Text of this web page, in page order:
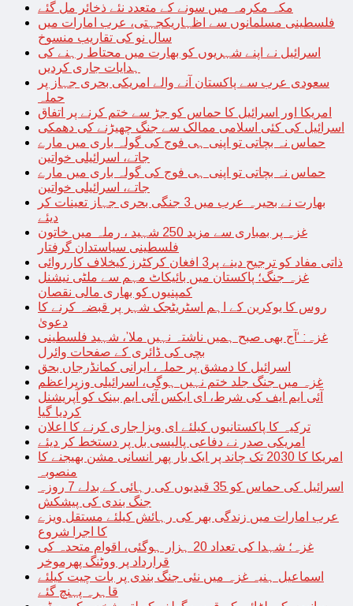
مکہ مکرمہ میں سونے کے متعدد نئے ذخائر مل گئے
فلسطینی مسلمانوں سے اظہاریکجہتی، عرب امارات میں
سال نو کی تقاریب منسوخ
اسرائیل نے اپنے شہریوں کو بھارت میں محتاط رہنے کی
ہدایات جاری کردیں
سعودی عرب سے پاکستان آنے والے امریکی بحری جہاز پر
حملہ
امریکا اور اسرائیل کا حماس کو جڑ سے ختم کرنے پر اتفاق
اسرائیل کی کئی اسلامی ممالک سے جنگ چھیڑنے کی دھمکی
حماس نہ بچاتی تو اپنی ہی فوج کی گولہ باری میں مارے
جاتے، اسرائیلی خواتین
حماس نہ بچاتی تو اپنی ہی فوج کی گولہ باری میں مارے
جاتے، اسرائیلی خواتین
بھارت نے بحیرہ عرب میں 3 جنگی بحری جہاز تعینات کر
دیئے
غزہ پر بمباری سے مزید 250 شہید ، رملہ میں خاتون
فلسطینی سیاستدان گرفتار
ذاتی مفاد کو ترجیح دینے پر3 افغان کرکٹرز کیخلاف کارروائی
غزہ جنگ؛ پاکستان میں بائیکاٹ مہم سے ملٹی نیشنل
کمپنیوں کو بھاری مالی نقصان
روس کا یوکرین کے اہم اسٹریٹجک شہر پر قبضہ کرنے کا
دعویٰ
غزہ: ‘آج بھی صبح ہمیں ناشتہ نہیں ملا’، شہید فلسطینی
بچی کی ڈائری کے صفحات وائرل
اسرائیل کا دمشق پر حملہ، ایرانی کمانڈرجاں بحق
غزہ میں جنگ جلد ختم نہیں ہوگی، اسرائیلی وزیراعظم
آئی ایم ایف کی شرط، ای ایکس آئی ایم بینک کو آپریشنل
کردیا گیا
ترکیہ کا پاکستانیوں کیلئے ای ویزا جاری کرنے کا اعلان
امریکی صدر نے دفاعی پالیسی بل پر دستخط کر دیئے
امریکا کا 2030 تک چاند پر ایک بار پھر انسانی مشن بھیجنے کا
منصوبہ
اسرائیل کی حماس کو 35 قیدیوں کی رہائی کے بدلے 7 روزہ
جنگ بندی کی پیشکش
عرب امارات میں زندگی بھر کی رہائش کیلئے مستقل ویزے
کا اجرا شروع
غزہ؛ شہدا کی تعداد 20 ہزار ہوگئی، اقوام متحدہ کی
قرارداد پر ووٹنگ پھرموخر
اسماعیل ہنیہ غزہ میں نئی جنگ بندی پر بات چیت کیلئے
قاہرہ پہنچ گئے